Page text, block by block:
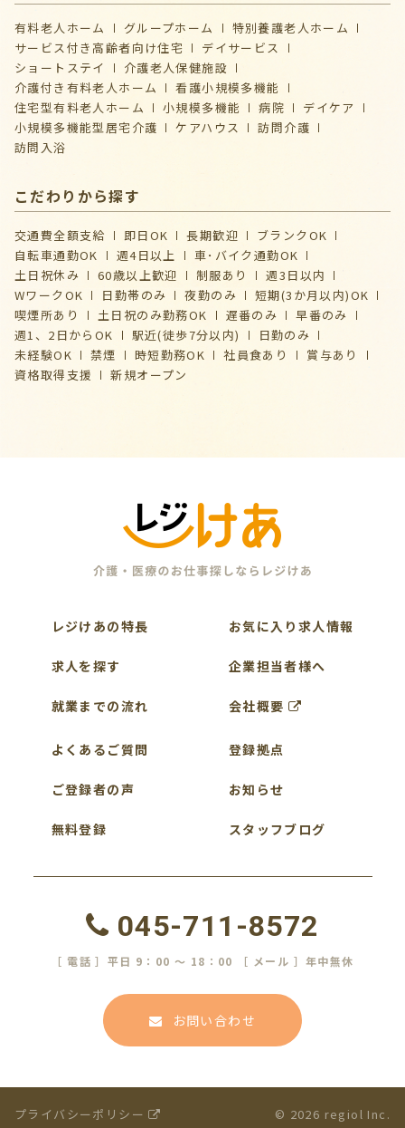
有料老人ホーム グループホーム
特別養護老人ホーム
サービス付き高齢者向け住宅
デイサービス
ショートステイ
介護⽼⼈保健施設
介護付き有料老人ホーム
看護小規模多機能
住宅型有料老人ホーム
小規模多機能 病院
デイケア
⼩規模多機能型居宅介護
ケアハウス
訪問介護
訪問入浴
こだわりから探す
交通費全額支給 即日OK 長期歓迎
ブランクOK
自転車通勤OK
週4日以上
車･バイク通勤OK
土日祝休み
60歳以上歓迎 制服あり
週3日以内
WワークOK
日勤帯のみ 夜勤のみ
短期(3か月以内)OK
喫煙所あり
土日祝のみ勤務OK 遅番のみ
早番のみ
週1、2日からOK
駅近(徒歩7分以内)
日勤のみ
未経験OK
禁煙 時短勤務OK 社員食あり
賞与あり
資格取得支援
新規オープン
レジけあの特長
求人を探す
就業までの流れ
よくあるご質問
ご登録者の声
無料登録
お気に入り求人情報
企業担当者様へ
会社概要
登録拠点
お知らせ
スタッフブログ
045-711-8572
［ 電話 ］平日 9：00 ～ 18：00 ［ メール ］年中無休
お問い合わせ
プライバシーポリシー © 2026 regiol Inc.